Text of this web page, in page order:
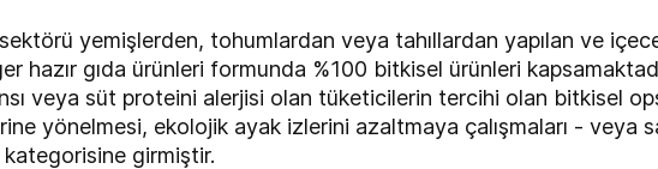
yemişlerden, tohumlardan veya tahıllardan yapılan ve
hazır gıda ürünleri formunda %100 bitkisel ürünleri
veya süt proteini alerjisi olan tüketicilerin tercihi olan bitkisel
yönelmesi, ekolojik ayak izlerini azaltmaya çalışmaları - veya
girmiştir.